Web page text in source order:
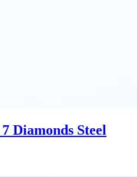
Diamonds Steel